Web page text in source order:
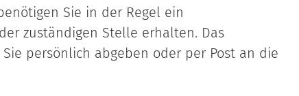
Sie in der Regel ein
zuständigen Stelle erhalten. Das
persönlich abgeben oder per Post an die